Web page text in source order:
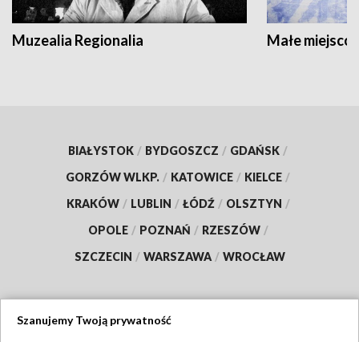
Muzealia Regionalia Małe
BIAŁYSTOK / BYDGOSZCZ / GDAŃSK /
GORZÓW WLKP. / KATOWICE / KIELCE /
KRAKÓW / LUBLIN / ŁÓDŹ / OLSZTYN /
OPOLE / POZNAŃ / RZESZÓW /
SZCZECIN / WARSZAWA / WROCŁAW
Szanujemy Twoją prywatność